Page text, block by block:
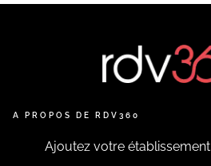
A PROPOS DE RDV360
Ajoutez votre établissement